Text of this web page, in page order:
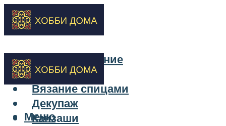
Бисероплетение
Вышивка
Вязание спицами
Декупаж
Канзаши
Меню